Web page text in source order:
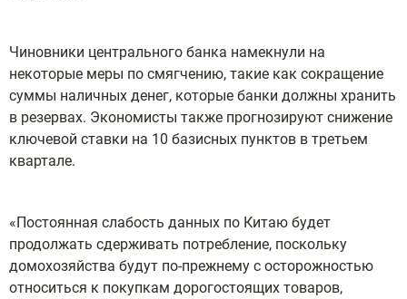
Чиновники центрального банка намекнули на
некоторые меры по смягчению, такие как сокращение
суммы наличных денег, которые банки должны хранить
в резервах. Экономисты также прогнозируют снижение
ключевой ставки на 10 базисных пунктов в третьем
квартале.
«Постоянная слабость данных по Китаю будет
продолжать сдерживать потребление, поскольку
домохозяйства будут по-прежнему с осторожностью
относиться к покупкам дорогостоящих товаров,